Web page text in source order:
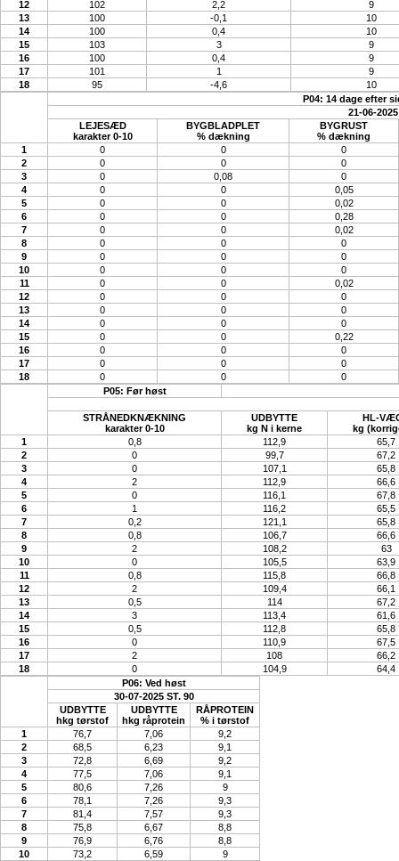
12 102 2,2
9
13
100 -0,1
10
14
100 0,4
10
15
103 3
9
16
100 0,4
9
17
101 1
9
18
95 -4,6
10
P04: 14 dage efter
21-06-
LEJESÆD
karakter 0-10
BYGBLADPLET
% dækning
BYGRUST
% dækning
1
0 0
0
2
0 0
0
3
0 0,08
0
4
0 0
0,05
5
0 0
0,02
6
0 0
0,28
7
0 0
0,02
8
0 0
0
9
0 0
0
10
0 0
0
11
0 0
0,02
12
0 0
0
13
0 0
0
14
0 0
0
15
0 0
0,22
16
0 0
0
17
0 0
0
18
0 0
0
P05: Før høst
STRÅNEDKNÆKNING
karakter 0-10
UDBYTTE
kg N i kerne
HL-
kg
1
0,8 112,9
65,7
2
0 99,7
67,2
3
0 107,1
65,8
4
2 112,9
66,6
5
0 116,1
67,8
6
1 116,2
65,5
7
0,2 121,1
65,8
8
0,8 106,7
66,6
9
2 108,2
63
10
0 105,5
63,9
11
0,8 115,8
66,8
12
2 109,4
66,1
13
0,5 114
67,2
14
3 113,4
61,6
15
0,5 112,8
65,8
16
0 110,9
67,5
17
2 108
66,2
18
0 104,9
64,4
P06: Ved høst
30-07-2025 ST. 90
UDBYTTE
hkg tørstof
UDBYTTE
hkg råprotein
RÅPROTEIN
% i tørstof
1
76,7 7,06
9,2
2
68,5 6,23
9,1
3
72,8 6,69
9,2
4
77,5 7,06
9,1
5
80,6 7,26
9
6
78,1 7,26
9,3
7
81,4 7,57
9,3
8
75,8 6,67
8,8
9
76,9 6,76
8,8
10
73,2 6,59
9